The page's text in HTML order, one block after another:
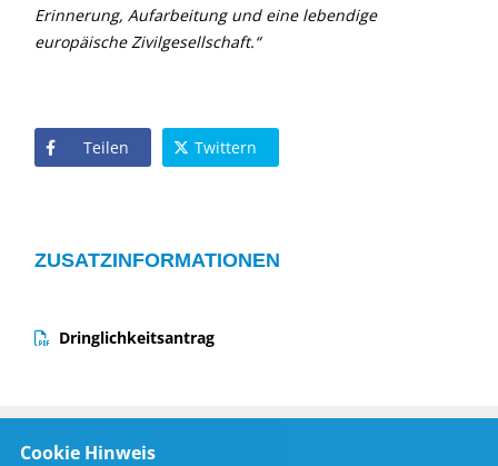
Erinnerung, Aufarbeitung und eine lebendige
europäische Zivilgesellschaft.“
Teilen Twittern
ZUSATZINFORMATIONEN
Dringlichkeitsantrag
Cookie Hinweis